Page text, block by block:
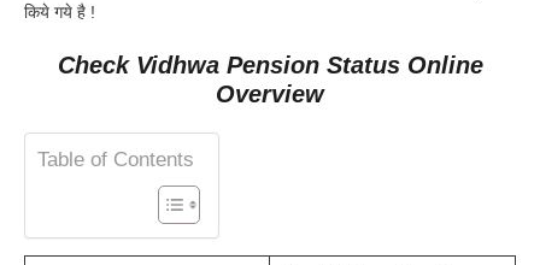
किये गये है !
Check Vidhwa Pension Status Online
Overview
Table of Contents